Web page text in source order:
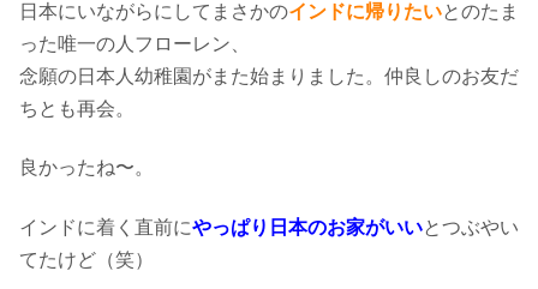
日本にいながらにしてまさかのインドに帰りたいとのたま
った唯一の人フローレン、
念願の日本人幼稚園がまた始まりました。仲良しのお友だ
ちとも再会。
良かったね〜。
インドに着く直前にやっぱり日本のお家がいいとつぶやい
てたけど（笑）